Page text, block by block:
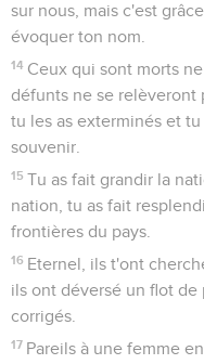
sur nous, mais c'est
évoquer ton nom.
14 Ceux qui sont morts
défunts ne se relèveront
tu les as exterminés et
souvenir.
15 Tu as fait grandir la
nation, tu as fait
frontières du pays.
16 Eternel, ils t'ont
ils ont déversé un flot de
corrigés.
17 Pareils à une femme